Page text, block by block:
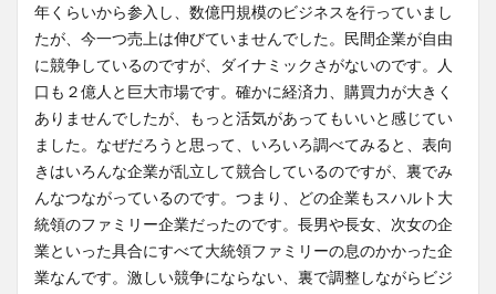
年くらいから参入し、数億円規模のビジネスを行っていまし
たが、今一つ売上は伸びていませんでした。民間企業が自由
に競争しているのですが、ダイナミックさがないのです。人
口も２億人と巨大市場です。確かに経済力、購買力が大きく
ありませんでしたが、もっと活気があってもいいと感じてい
ました。なぜだろうと思って、いろいろ調べてみると、表向
きはいろんな企業が乱立して競合しているのですが、裏でみ
んなつながっているのです。つまり、どの企業もスハルト大
統領のファミリー企業だったのです。長男や長女、次女の企
業といった具合にすべて大統領ファミリーの息のかかった企
業なんです。激しい競争にならない、裏で調整しながらビジ